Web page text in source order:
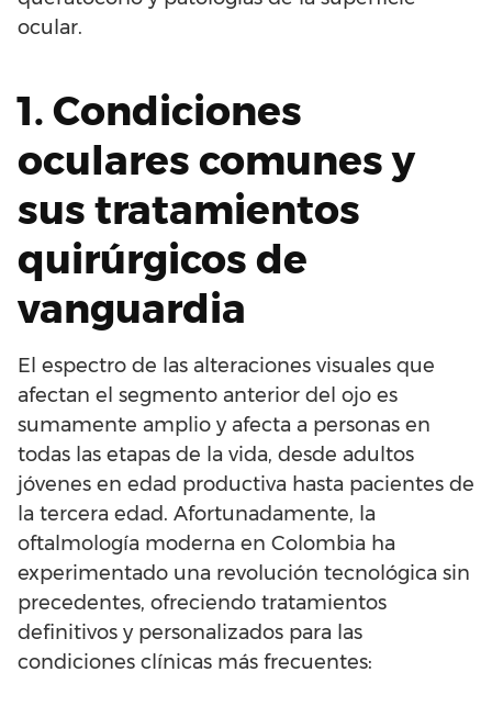
ocular.
1. Condiciones
oculares comunes y
sus tratamientos
quirúrgicos de
vanguardia
El espectro de las alteraciones visuales que
afectan el segmento anterior del ojo es
sumamente amplio y afecta a personas en
todas las etapas de la vida, desde adultos
jóvenes en edad productiva hasta pacientes de
la tercera edad. Afortunadamente, la
oftalmología moderna en Colombia ha
experimentado una revolución tecnológica sin
precedentes, ofreciendo tratamientos
definitivos y personalizados para las
condiciones clínicas más frecuentes: